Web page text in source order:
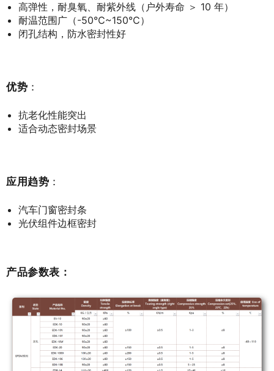
高弹性，耐臭氧、耐紫外线（户外寿命 ＞ 10 年）
耐温范围广（-50℃~150℃）
闭孔结构，防水密封性好
优势 ：
抗老化性能突出
适合动态密封场景
应用趋势 ：
汽车门窗密封条
光伏组件边框密封
产品参数表：